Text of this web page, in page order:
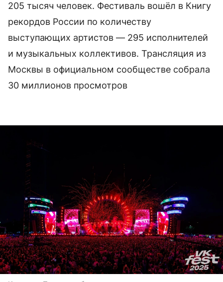
205 тысяч человек. Фестиваль вошёл в Книгу
рекордов России по количеству
выступающих артистов — 295 исполнителей
и музыкальных коллективов. Трансляция из
Москвы в официальном сообществе собрала
30 миллионов просмотров